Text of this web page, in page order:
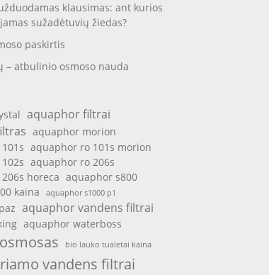
klausimas: ant kurios
sužadėtuvių žiedas?
paskirtis
– atbulinio osmoso nauda
aquaphor filtrai
aquaphor morion
aquaphor ro 101s morion
aquaphor ro 206s
horeca aquaphor s800
kaina
aquaphor s1000 p1
aquaphor vandens filtrai
aquaphor waterboss
bio lauko tualetai kaina
vandens filtrai